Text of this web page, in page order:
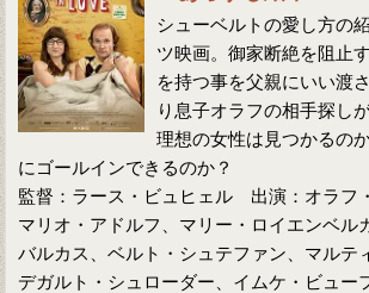
シューベルトの愛し方の
ツ映画。御家断絶を阻止
を持つ事を父親にいい渡
り息子オラフの相手探し
理想の女性は見つかるの
にゴールインできるのか？
監督：ラース・ビュヒェル 出演：オラフ
マリオ・アドルフ、マリー・ロイエンベル
バルカス、ベルト・シュテファン、マルテ
デガルト・シュローダー、イムケ・ビュー